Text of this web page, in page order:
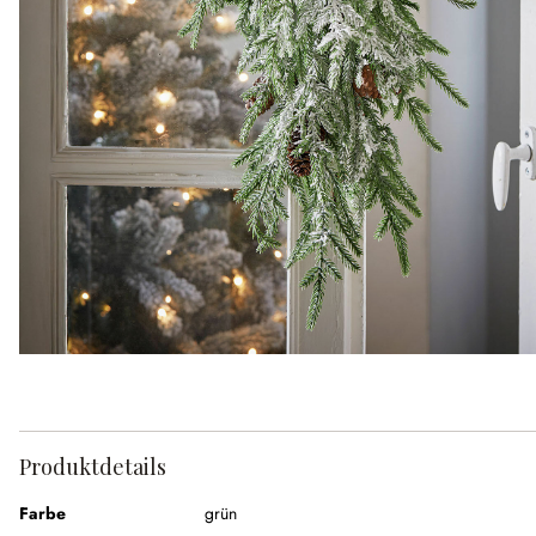
Produktdetails
Farbe grün